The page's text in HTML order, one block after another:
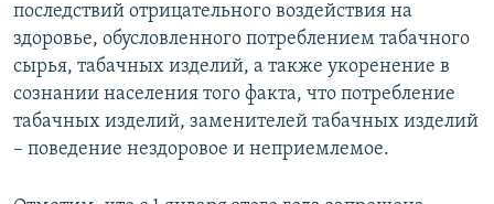
последствий отрицательного воздействия на
здоровье, обусловленного потреблением табачного
сырья, табачных изделий, а также укоренение в
сознании населения того факта, что потребление
табачных изделий, заменителей табачных изделий
– поведение нездоровое и неприемлемое.